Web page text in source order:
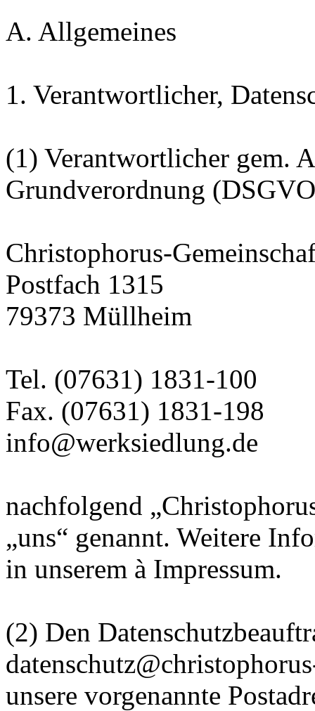
A. Allgemeines
1. Verantwortlicher,
(1) Verantwortlicher gem.
Grundverordnung
Christophorus-
Postfach 1315
79373 Müllheim
Tel. (07631) 1831-100
Fax. (07631) 1831-198
info@werksiedlung.de
nachfolgend
„uns“ genannt. Weitere
in unserem à Impressum.
(2) Den
unsere vorgenannte